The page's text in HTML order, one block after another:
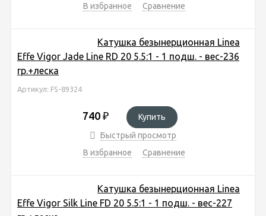
В избранное
Сравнение
Катушка безынерционная Linea
Effe Vigor Jade Line RD 20 5.5:1 - 1 подш. - вес-236
гр.+леска
Артикул: FS-89324
740 ₽
Купить
Быстрый просмотр
В избранное
Сравнение
Катушка безынерционная Linea
Effe Vigor Silk Line FD 20 5.5:1 - 1 подш. - вес-227